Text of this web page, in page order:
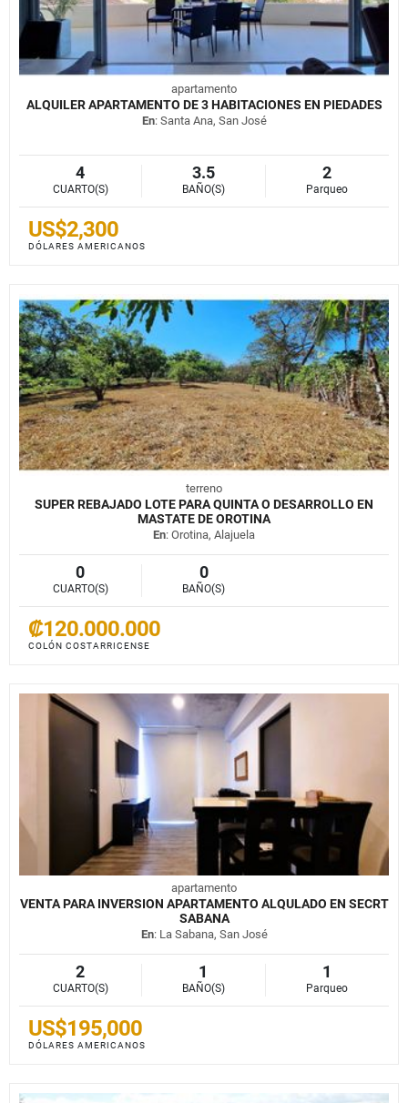
apartamento
ALQUILER APARTAMENTO DE 3 HABITACIONES EN PIEDADES
En: Santa Ana, San José
4
CUARTO(S)
3.5
BAÑO(S)
2
Parqueo
US$2,300
DÓLARES AMERICANOS
terreno
SUPER REBAJADO LOTE PARA QUINTA O DESARROLLO EN
MASTATE DE OROTINA
En: Orotina, Alajuela
0
CUARTO(S)
0
BAÑO(S)
₡120.000.000
COLÓN COSTARRICENSE
apartamento
VENTA PARA INVERSION APARTAMENTO ALQULADO EN SECRT
SABANA
En: La Sabana, San José
2
CUARTO(S)
1
BAÑO(S)
1
Parqueo
US$195,000
DÓLARES AMERICANOS